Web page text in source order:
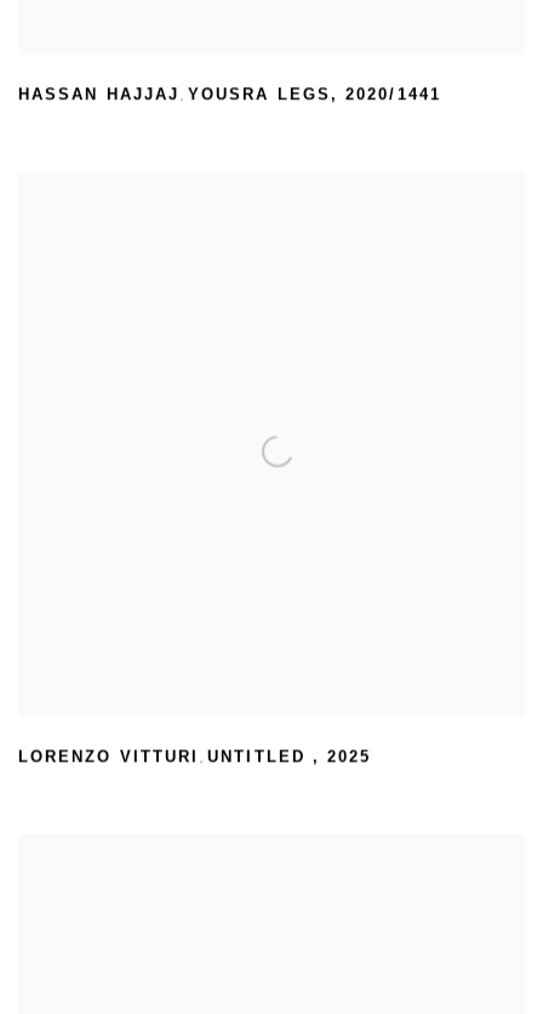
HASSAN HAJJAJ , YOUSRA LEGS ,2020/1441
LORENZO VITTURI ,UNTITLED ,2025